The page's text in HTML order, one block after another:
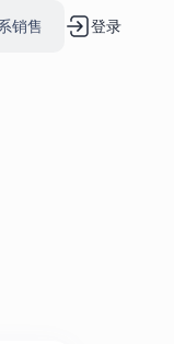
销售 登录